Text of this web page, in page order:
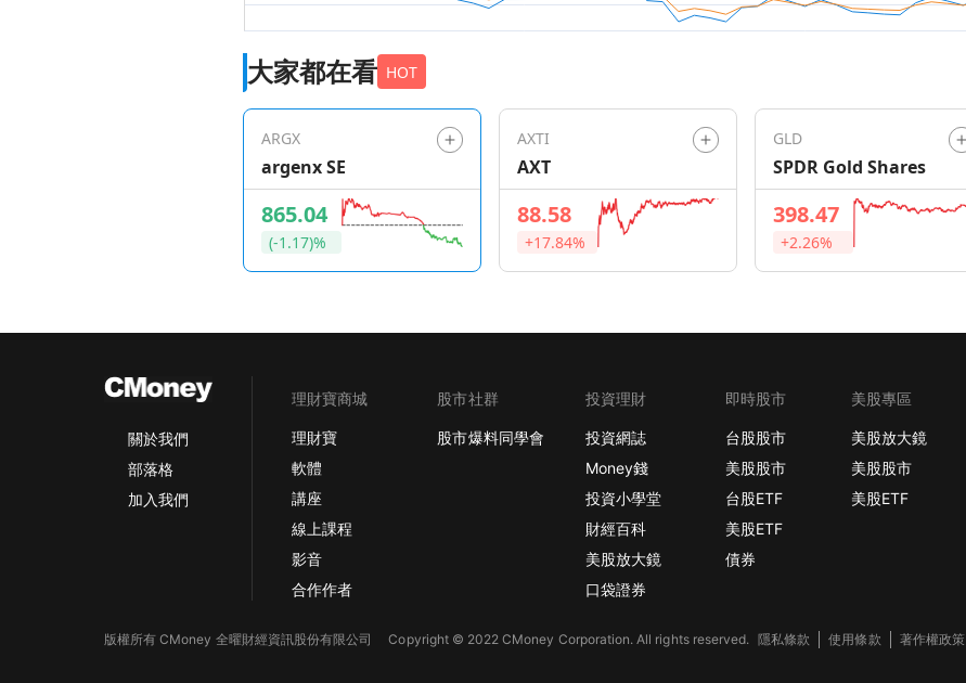
大家都在看 HOT
ARGX
argenx SE
865.04
(-1.17)%
AXTI
AXT
88.58
+17.84%
GLD
SPDR Gold Shares
398.47
+2.26%
關於我們
部落格
加入我們
理財寶商城
理財寶
軟體
講座
線上課程
影音
合作作者
股市社群
股市爆料同學會
投資理財
投資網誌
Money錢
投資小學堂
財經百科
美股放大鏡
口袋證券
即時股市
台股股市
美股股市
台股ETF
美股ETF
債券
美股專區
美股放大鏡
美股股市
美股ETF
版權所有 CMoney 全曜財經資訊股份有限公司Copyright © 2022 CMoney Corporation. All rights reserved. 隱私條款 使用條款 著作權政策